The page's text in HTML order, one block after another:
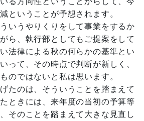
ということが予想されます。
いうやりくりをして事業をするか
ら、執行部としてもご提案をして
法律による秋の何らかの基準とい
って、その時点で判断が新しく、
のではないと私は思います。
たのは、そういうことを踏まえて
ときには、来年度の当初の予算等
そのことを踏まえて大きな見直し